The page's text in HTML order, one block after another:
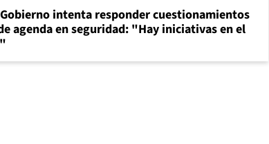
Gobierno intenta responder cuestionamientos
agenda en seguridad: "Hay iniciativas en el